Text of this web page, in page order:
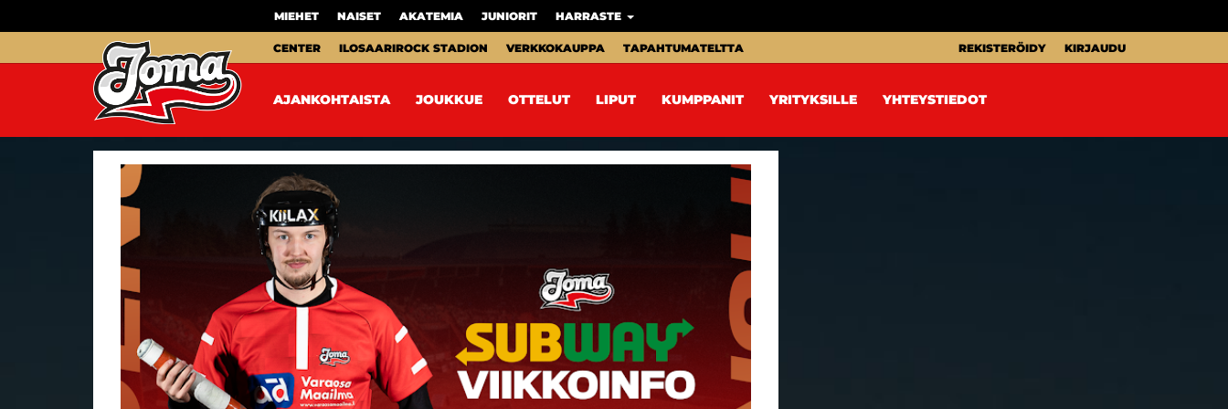
MIEHET NAISET AKATEMIA JUNIORIT HARRASTE
CENTER ILOSAARIROCK STADION VERKKOKAUPPA TAPAHTUMATELTTA REKISTERÖIDY KIRJAUDU
AJANKOHTAISTA JOUKKUE OTTELUT LIPUT KUMPPANIT YRITYKSILLE YHTEYSTIEDOT